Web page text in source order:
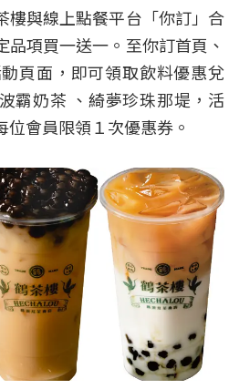
樓與線上點餐平台「你訂」合
項買一送一。至你訂首頁、
頁面，即可領取飲料優惠兌
霸奶茶 、綺夢珍珠那堤，活
會員限領１次優惠券。